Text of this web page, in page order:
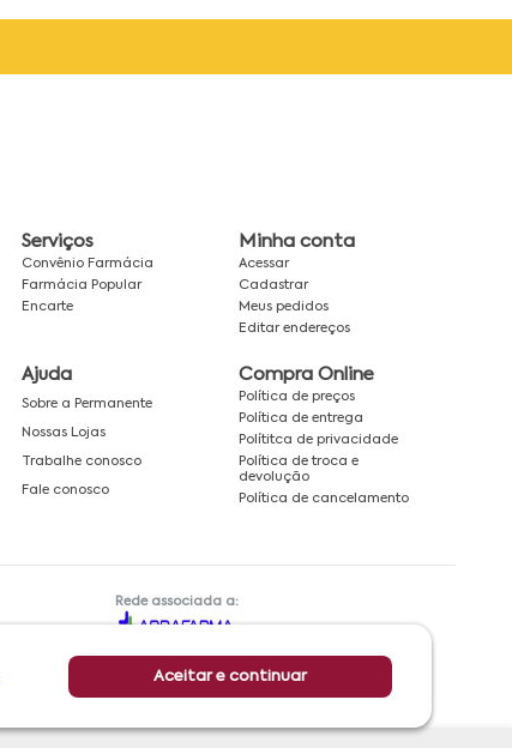
Aceitar e continuar
Serviços
Convênio Farmácia
Farmácia Popular
Encarte
Minha conta
Acessar
Cadastrar
Meus pedidos
Editar endereços
Ajuda
Sobre a Permanente
Nossas Lojas
Trabalhe conosco
Fale conosco
Compra Online
Política de preços
Política de entrega
Polítitca de privacidade
Política de troca e
devolução
Política de cancelamento
Rede associada a: